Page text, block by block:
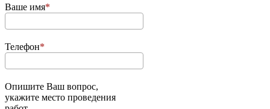
Ваше имя
Телефон
Опишите Ваш вопрос,
укажите место проведения